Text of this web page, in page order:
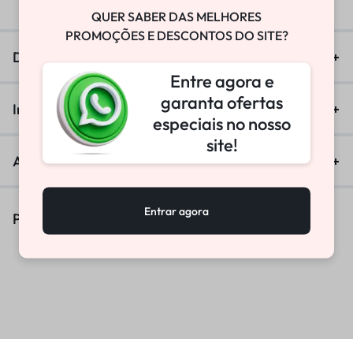
Descrição
Informação adicional
Avaliações (0)
Produtos Similares
QUER SABER DAS MELHORES
PROMOÇÕES E DESCONTOS DO SITE?
Entre agora e
garanta ofertas
especiais no nosso
site!
Entrar agora